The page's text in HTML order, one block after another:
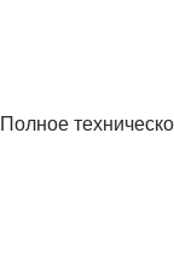
Полное